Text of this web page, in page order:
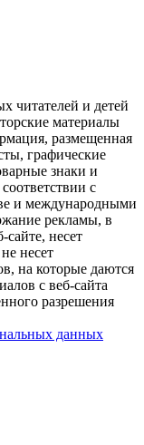
читателей и детей
материалы
размещенная
графические
знаки и
с
и международными
рекламы, в
несет
несет
на которые даются
с веб-сайта
разрешения
данных